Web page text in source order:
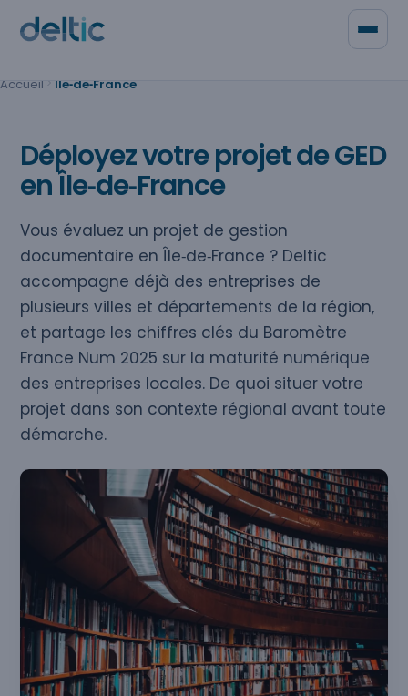
Qui sommes-nous
Contacter Deltic
Accueil Île‑de‑France
Déployez votre projet de GED
en Île‑de‑France
Vous évaluez un projet de gestion
documentaire en Île‑de‑France ? Deltic
accompagne déjà des entreprises de
plusieurs villes et départements de la région,
et partage les chiffres clés du Baromètre
France Num 2025 sur la maturité numérique
des entreprises locales. De quoi situer votre
projet dans son contexte régional avant toute
démarche.
Panneau de gestion des cookies